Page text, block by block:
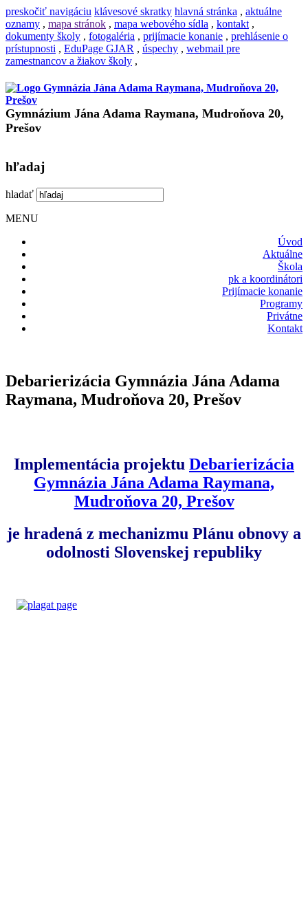
preskočiť navigáciu klávesové skratky hlavná stránka , aktuálne
oznamy , mapa stránok , mapa webového sídla , kontakt ,
dokumenty školy , fotogaléria , prijímacie konanie , prehlásenie o
prístupnosti , EduPage GJAR , úspechy , webmail pre
zamestnancov a žiakov školy ,
Gymnázium Jána Adama Raymana, Mudroňova 20,
Prešov
hľadaj
hladať
MENU
Úvod
Aktuálne
Škola
pk a koordinátori
Prijímacie konanie
Programy
Privátne
Kontakt
Debarierizácia Gymnázia Jána Adama
Raymana, Mudroňova 20, Prešov
Implementácia projektu Debarierizácia
Gymnázia Jána Adama Raymana,
Mudroňova 20, Prešov
je hradená z mechanizmu Plánu obnovy a
odolnosti Slovenskej republiky